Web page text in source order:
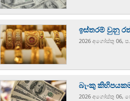
ඉස්තරම් වුනු
2026 අගෝස්‍තු 06,
බැංකු
2026 අගෝස්‍තු 06,